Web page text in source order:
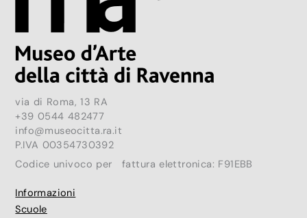
via di Roma, 13 RA
+39 0544 482477
info@museocitta.ra.it
P.IVA 00354730392
Codice univoco per fattura elettronica: F91EBB
Informazioni
Scuole